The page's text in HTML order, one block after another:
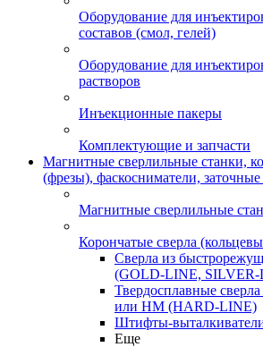
Оборудование для
составов (смол, гелей)
Оборудование для
растворов
Инъекционные пакеры
Комплектующие и запчасти
Магнитные сверлильные станки,
(фрезы), фаскосниматели, заточные
Магнитные сверлильные
Корончатые сверла
Сверла из
(GOLD-LINE,
Твердосплавные
или HM (HARD-LINE)
Штифты-
Еще